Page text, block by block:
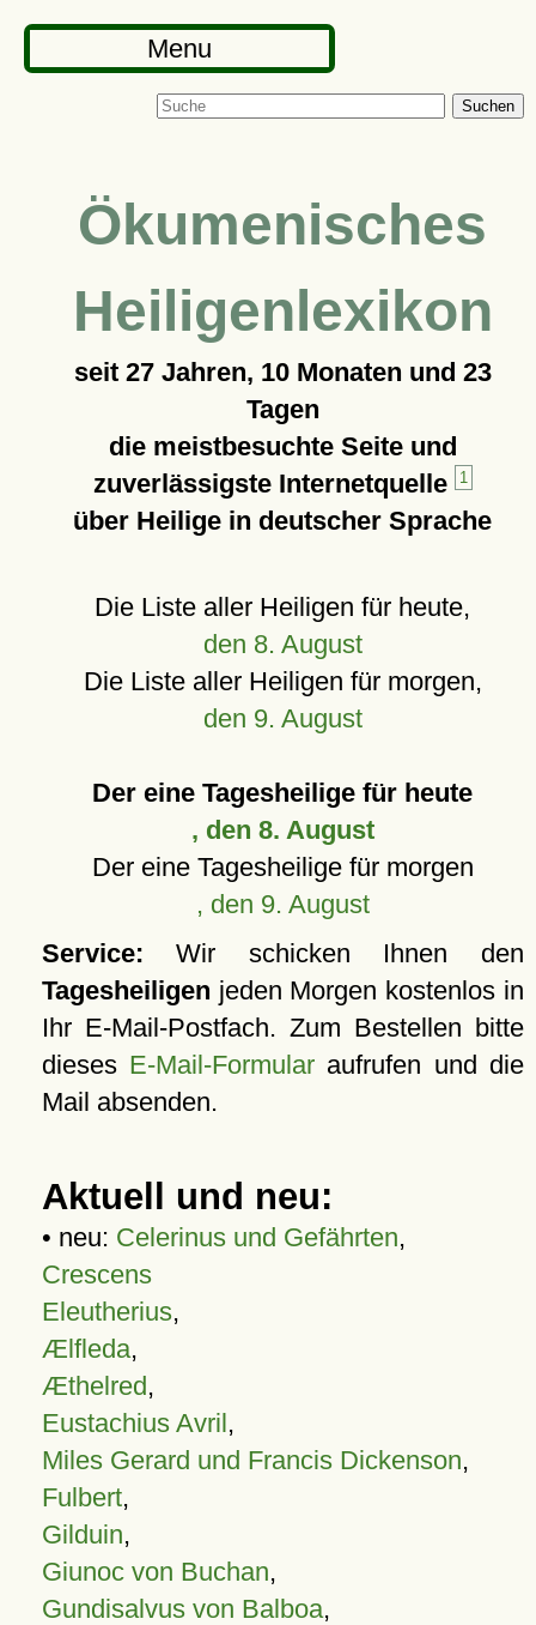
Menu
Suchen
Ökumenisches
Heiligenlexikon
seit 27 Jahren, 10 Monaten und 23
Tagen
die meistbesuchte Seite und
zuverlässigste Internetquelle
1
über Heilige in deutscher Sprache
Die Liste aller Heiligen für heute,
den 8. August
Die Liste aller Heiligen für morgen,
den 9. August
Der eine Tagesheilige für heute
, den 8. August
Der eine Tagesheilige für morgen
, den 9. August
Service: Wir schicken Ihnen den
Tagesheiligen jeden Morgen kostenlos in
Ihr E-Mail-Postfach. Zum Bestellen bitte
dieses E-Mail-Formular aufrufen und die
Mail absenden.
Aktuell und neu:
• neu: Celerinus und Gefährten,
Crescens
Eleutherius,
Ælfleda,
Æthelred,
Eustachius Avril,
Miles Gerard und Francis Dickenson,
Fulbert,
Gilduin,
Giunoc von Buchan,
Gundisalvus von Balboa,